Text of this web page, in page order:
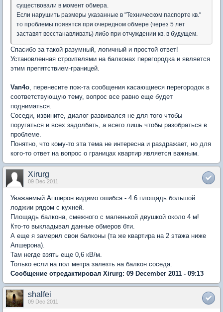
существовали в момент обмера.
Если нарушить размеры указанные в "Техническом паспорте кв."
то проблемы появятся при очередном обмере (через 5 лет
заставят восстанавливать) либо при отчуждении кв. в будущем.
Спасибо за такой разумный, логичный и простой ответ!
Установленная строителями на балконах перегородка и является
этим препятствием-границей.
Van4o, перенесите пож-та сообщения касающиеся перегородок в
соответствующую тему, вопрос все равно еще будет
подниматься.
Соседи, извините, диалог развивался не для того чтобы
поругаться и всех задолбать, а всего лишь чтобы разобраться в
проблеме.
Понятно, что кому-то эта тема не интересна и раздражает, но для
кого-то ответ на вопрос о границах квартир является важным.
Xirurg
09 Dec 2011
Уважаемый Апшерон видимо ошибся - 4.6 площадь большой
лоджии рядом с кухней.
Площадь балкона, смежного с маленькой двушкой около 4 м!
Кто-то выкладывал данные обмеров бти.
А еще я замерил свои балконы (та же квартира на 2 этажа ниже
Апшерона).
Там негде взять еще 0,6 кВ/м.
Только если на пол метра залезть на балкон соседа.
Сообщение отредактировал Xirurg: 09 December 2011 - 09:13
shalfei
09 Dec 2011